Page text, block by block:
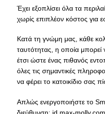
Έχει εξοπλίσει όλα τα
χωρίς επιπλέον κόστος για
Κατά τη γνώμη μας, κάθε
ταυτότητας, η οποία μπορεί
έτσι ώστε ένας πιθανός
όλες τις σημαντικές
να φέρει το κατοικίδιο σας
Απλώς ενεργοποιήστε το
διεύθυνση: id.max-molly.com